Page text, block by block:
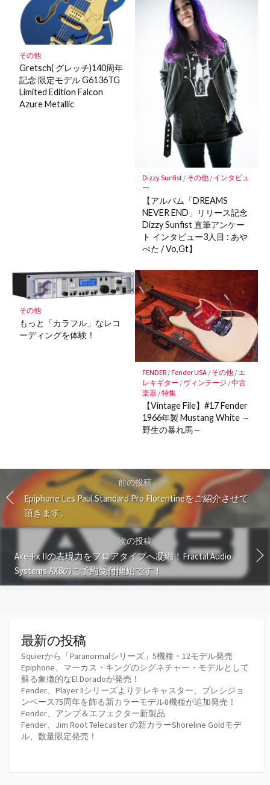
その他
Gretsch( グレッチ)140周年
記念 限定モデル G6136TG
Limited Edition Falcon
Azure Metallic
Dizzy Sunfist/ その他/ インタビュ
ー
【アルバム「DREAMS
NEVER END」リリース記念
Dizzy Sunfist 直筆アンケー
ト インタビュー3人目 : あや
ぺた / Vo,Gt】
その他
もっと「カラフル」なレコ
ーディングを体験！
FENDER/Fender USA / その他/ エ
レキギター / ヴィンテージ /中古
楽器/特集
【Vintage File】#17 Fender
1966年製 Mustang White ～
野生の暴れ馬～
前の投稿
Epiphone Les Paul Standard Pro Florentineをご紹介させて
頂きます。
次の投稿
Axe-Fx IIの表現力をフロアタイプへ凝縮！Fractal Audio
Systems AX8のご予約受付開始です！
最新の投稿
Squierから「Paranormalシリーズ」5機種・12モデル発売
Epiphone、マーカス・キングのシグネチャー・モデルとして
蘇る象徴的なEl Doradoが発売！
Fender、Player IIシリーズよりテレキャスター、プレシジョ
ンベース75周年を飾る新カラーモデル8機種が追加発売！
Fender、アンプ＆エフェクター新製品
Fender、Jim Root Telecaster の新カラーShoreline Goldモデ
ル、数量限定発売！